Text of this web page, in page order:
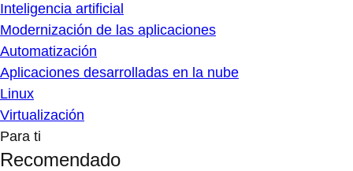
Inteligencia artificial
Modernización de las aplicaciones
Automatización
Aplicaciones desarrolladas en la nube
Linux
Virtualización
Para ti
Recomendado